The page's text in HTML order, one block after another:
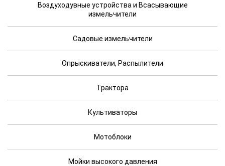
Воздуходувные устройства и Всасывающие
измельчители
Садовые измельчители
Опрыскиватели, Распылители
Трактора
Культиваторы
Мотоблоки
Мойки высокого давления